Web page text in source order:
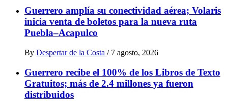
Guerrero amplía su conectividad aérea; Volaris
inicia venta de boletos para la nueva ruta
Puebla–Acapulco
By Despertar de la Costa / 7 agosto, 2026
Guerrero recibe el 100% de los Libros de Texto
Gratuitos; más de 2.4 millones ya fueron
distribuidos